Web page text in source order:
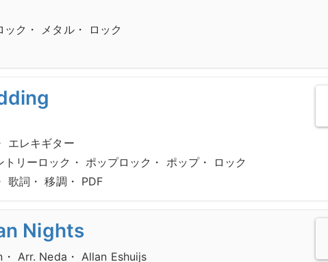
ク・ メタル・ ロック
エレキギター
トリーロック・ ポップロック・ ポップ・ ロック
歌詞・ 移調・ PDF
Nights
Arr. Neda・ Allan Eshuijs